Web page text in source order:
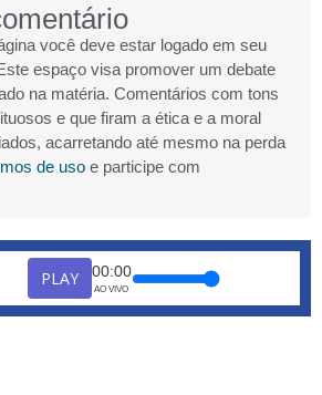
você deve estar logado em seu
espaço visa promover um debate
na matéria. Comentários com tons
e que firam a ética e a moral
acarretando até mesmo na perda
de uso e participe com
PLAY 00:00
AO VIVO